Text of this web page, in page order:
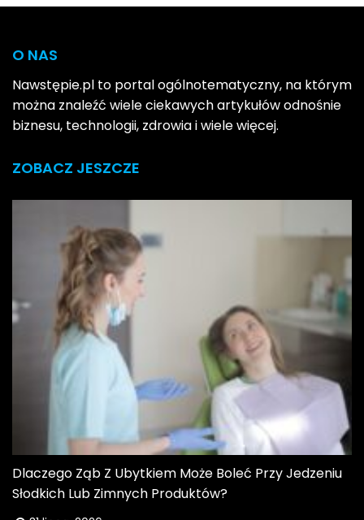
O NAS
Nawstępie.pl to portal ogólnotematyczny, na którym
można znaleźć wiele ciekawych artykułów odnośnie
biznesu, technologii, zdrowia i wiele więcej.
ZOBACZ JESZCZE
Dlaczego Ząb Z Ubytkiem Może Boleć Przy Jedzeniu
Słodkich Lub Zimnych Produktów?